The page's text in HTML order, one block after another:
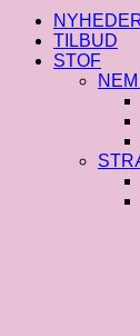
fv.
2042
antal
TILBUD
STOF